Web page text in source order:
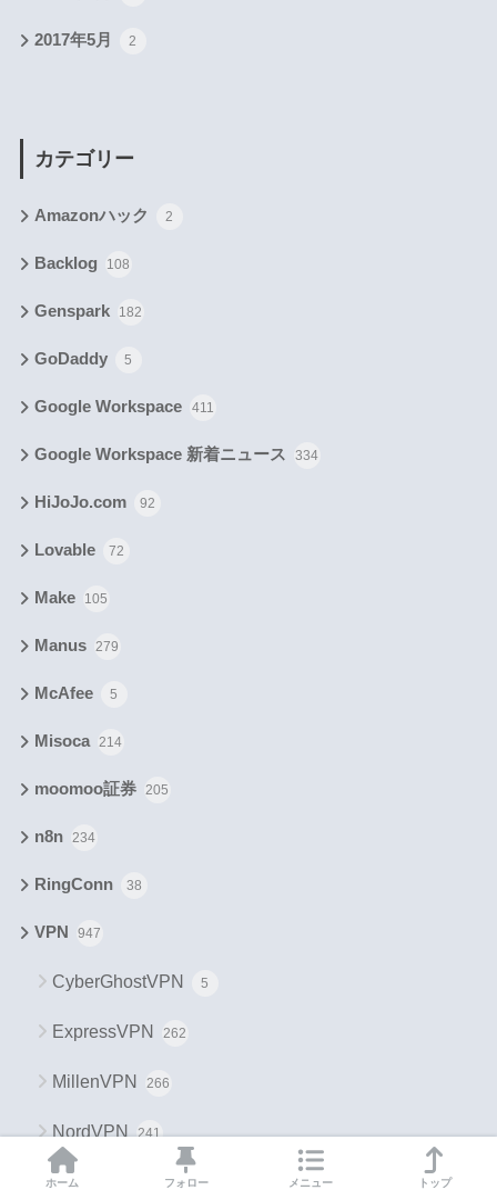
2017年5月 2
カテゴリー
Amazonハック 2
Backlog 108
Genspark 182
GoDaddy 5
Google Workspace 411
Google Workspace 新着ニュース 334
HiJoJo.com 92
Lovable 72
Make 105
Manus 279
McAfee 5
Misoca 214
moomoo証券 205
n8n 234
RingConn 38
VPN 947
CyberGhostVPN 5
ExpressVPN 262
MillenVPN 266
NordVPN 241
SurfSharkVPN 167
ホーム フォロー メニュー トップ